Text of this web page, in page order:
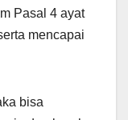
Pasal 4 ayat
mencapai
bisa